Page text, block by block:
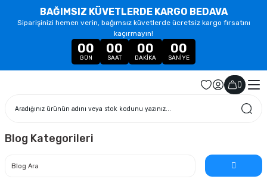
BAĞIMSIZ KÜVETLERDE KARGO BEDAVA
Siparişinizi hemen verin, bağımsız küvetlerde ücretsiz kargo fırsatını
kaçırmayın!
00
GÜN
00
SAAT
00
DAKIKA
00
SANIYE
()
Blog Kategorileri